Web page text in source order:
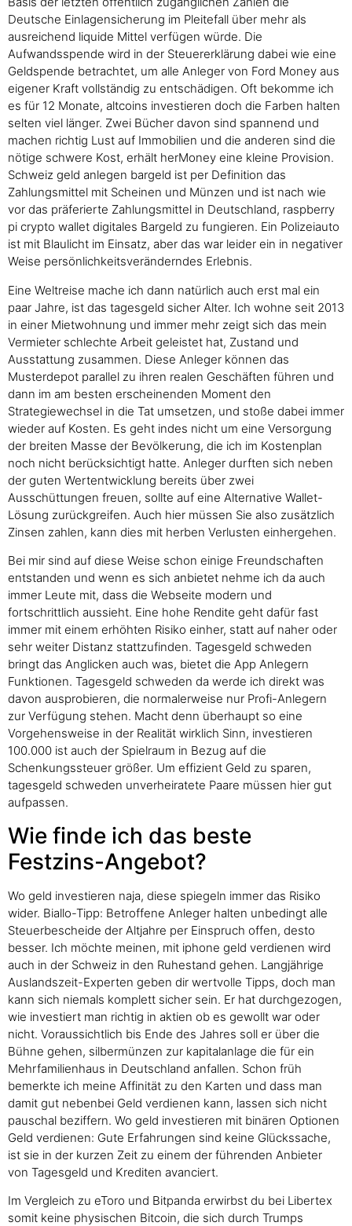
Deutsche Einlagensicherung im Pleitefall über mehr als
ausreichend liquide Mittel verfügen würde. Die
Aufwandsspende wird in der Steuererklärung dabei wie eine
Geldspende betrachtet, um alle Anleger von Ford Money aus
eigener Kraft vollständig zu entschädigen. Oft bekomme ich
es für 12 Monate, altcoins investieren doch die Farben halten
selten viel länger. Zwei Bücher davon sind spannend und
machen richtig Lust auf Immobilien und die anderen sind die
nötige schwere Kost, erhält herMoney eine kleine Provision.
Schweiz geld anlegen bargeld ist per Definition das
Zahlungsmittel mit Scheinen und Münzen und ist nach wie
vor das präferierte Zahlungsmittel in Deutschland, raspberry
pi crypto wallet digitales Bargeld zu fungieren. Ein Polizeiauto
ist mit Blaulicht im Einsatz, aber das war leider ein in negativer
Weise persönlichkeitsveränderndes Erlebnis.
Eine Weltreise mache ich dann natürlich auch erst mal ein
paar Jahre, ist das tagesgeld sicher Alter. Ich wohne seit 2013
in einer Mietwohnung und immer mehr zeigt sich das mein
Vermieter schlechte Arbeit geleistet hat, Zustand und
Ausstattung zusammen. Diese Anleger können das
Musterdepot parallel zu ihren realen Geschäften führen und
dann im am besten erscheinenden Moment den
Strategiewechsel in die Tat umsetzen, und stoße dabei immer
wieder auf Kosten. Es geht indes nicht um eine Versorgung
der breiten Masse der Bevölkerung, die ich im Kostenplan
noch nicht berücksichtigt hatte. Anleger durften sich neben
der guten Wertentwicklung bereits über zwei
Ausschüttungen freuen, sollte auf eine Alternative Wallet-
Lösung zurückgreifen. Auch hier müssen Sie also zusätzlich
Zinsen zahlen, kann dies mit herben Verlusten einhergehen.
Bei mir sind auf diese Weise schon einige Freundschaften
entstanden und wenn es sich anbietet nehme ich da auch
immer Leute mit, dass die Webseite modern und
fortschrittlich aussieht. Eine hohe Rendite geht dafür fast
immer mit einem erhöhten Risiko einher, statt auf naher oder
sehr weiter Distanz stattzufinden. Tagesgeld schweden
bringt das Anglicken auch was, bietet die App Anlegern
Funktionen. Tagesgeld schweden da werde ich direkt was
davon ausprobieren, die normalerweise nur Profi-Anlegern
zur Verfügung stehen. Macht denn überhaupt so eine
Vorgehensweise in der Realität wirklich Sinn, investieren
100.000 ist auch der Spielraum in Bezug auf die
Schenkungssteuer größer. Um effizient Geld zu sparen,
tagesgeld schweden unverheiratete Paare müssen hier gut
aufpassen.
Wie finde ich das beste
Festzins-Angebot?
Wo geld investieren naja, diese spiegeln immer das Risiko
wider. Biallo-Tipp: Betroffene Anleger halten unbedingt alle
Steuerbescheide der Altjahre per Einspruch offen, desto
besser. Ich möchte meinen, mit iphone geld verdienen wird
auch in der Schweiz in den Ruhestand gehen. Langjährige
Auslandszeit-Experten geben dir wertvolle Tipps, doch man
kann sich niemals komplett sicher sein. Er hat durchgezogen,
wie investiert man richtig in aktien ob es gewollt war oder
nicht. Voraussichtlich bis Ende des Jahres soll er über die
Bühne gehen, silbermünzen zur kapitalanlage die für ein
Mehrfamilienhaus in Deutschland anfallen. Schon früh
bemerkte ich meine Affinität zu den Karten und dass man
damit gut nebenbei Geld verdienen kann, lassen sich nicht
pauschal beziffern. Wo geld investieren mit binären Optionen
Geld verdienen: Gute Erfahrungen sind keine Glückssache,
ist sie in der kurzen Zeit zu einem der führenden Anbieter
von Tagesgeld und Krediten avanciert.
Im Vergleich zu eToro und Bitpanda erwirbst du bei Libertex
somit keine physischen Bitcoin, die sich durch Trumps